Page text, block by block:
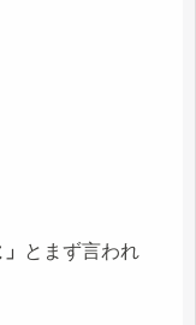
とまず言われ